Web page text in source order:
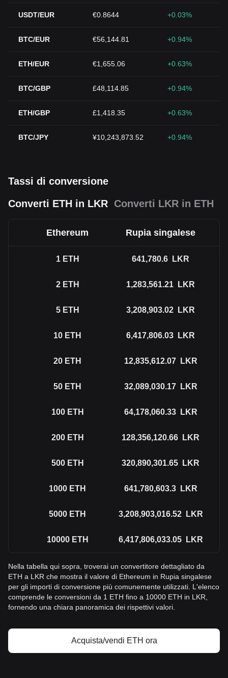
USDT/EUR €0.8644 +0.03%
BTC/EUR €56,144.81 +0.94%
ETH/EUR €1,655.06 +0.63%
BTC/GBP £48,114.85 +0.94%
ETH/GBP £1,418.35 +0.63%
BTC/JPY ¥10,243,873.52 +0.94%
Tassi di conversione
Converti ETH in LKR Converti LKR in ETH
Ethereum Rupia singalese
1 ETH 641,780.6 LKR
2 ETH 1,283,561.21 LKR
5 ETH 3,208,903.02 LKR
10 ETH 6,417,806.03 LKR
20 ETH 12,835,612.07 LKR
50 ETH 32,089,030.17 LKR
100 ETH 64,178,060.33 LKR
200 ETH 128,356,120.66 LKR
500 ETH 320,890,301.65 LKR
1000 ETH 641,780,603.3 LKR
5000 ETH 3,208,903,016.52 LKR
10000 ETH 6,417,806,033.05 LKR
Nella tabella qui sopra, troverai un convertitore dettagliato da
ETH a LKR che mostra il valore di Ethereum in Rupia singalese
per gli importi di conversione più comunemente utilizzati. L'elenco
comprende le conversioni da 1 ETH fino a 10000 ETH in LKR,
fornendo una chiara panoramica dei rispettivi valori.
Acquista/vendi ETH ora